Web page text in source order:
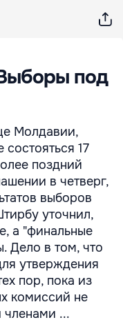
под
Молдавии,
17
поздний
в четверг,
выборов
уточнил,
а "финальные
Дело в том, что
утверждения
пор, пока из
комиссий не
членами ...